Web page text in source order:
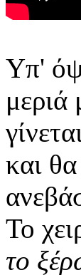
Υπ'
και
Το
το